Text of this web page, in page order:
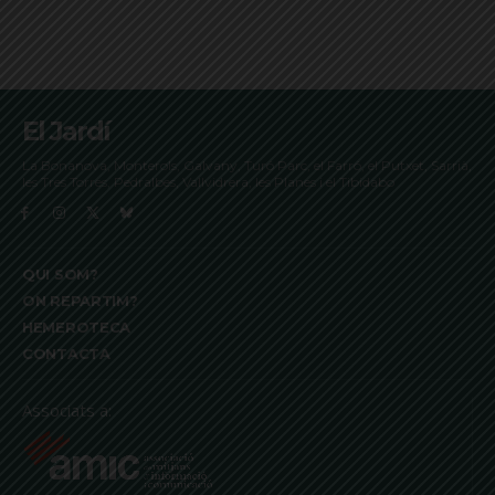
El Jardí
La Bonanova, Monterols, Galvany, Turó Parc, el Farró, el Putxet, Sarrià,
les Tres Torres, Pedralbes, Vallvidrera, les Planes i el Tibidabo
QUI SOM?
ON REPARTIM?
HEMEROTECA
CONTACTA
Associats a: